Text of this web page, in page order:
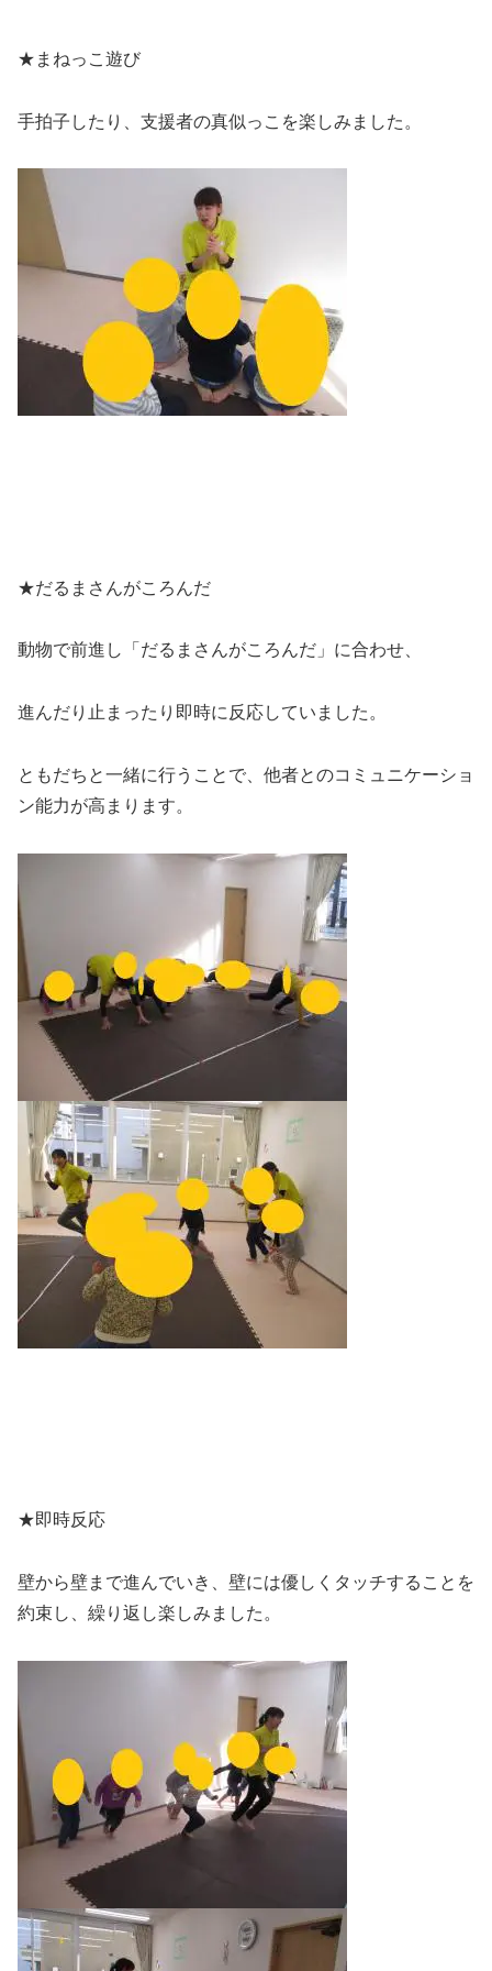
★まねっこ遊び
手拍子したり、支援者の真似っこを楽しみました。
★だるまさんがころんだ
動物で前進し「だるまさんがころんだ」に合わせ、
進んだり止まったり即時に反応していました。
ともだちと一緒に行うことで、他者とのコミュニケーショ
ン能力が高まります。
★即時反応
壁から壁まで進んでいき、壁には優しくタッチすることを
約束し、繰り返し楽しみました。